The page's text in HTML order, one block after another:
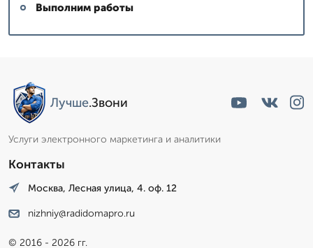
Выполним работы
Лучше.Звони
Услуги электронного маркетинга и аналитики
Контакты
Москва, Лесная улица, 4. оф. 12
nizhniy@radidomapro.ru
© 2016 - 2026 гг.
Пишет Вам...